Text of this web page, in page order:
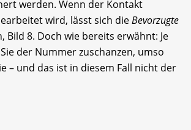
werden. Wenn der Kontakt
wird, lässt sich dieBevorzugte
Bild 8. Doch wie bereits erwähnt: Je
der Nummer zuschanzen, umso
– und das ist in diesem Fall nicht der